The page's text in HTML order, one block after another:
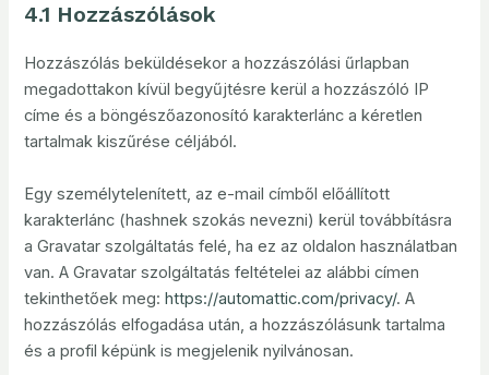
4.1 Hozzászólások
Hozzászólás beküldésekor a hozzászólási űrlapban
megadottakon kívül begyűjtésre kerül a hozzászóló IP
címe és a böngészőazonosító karakterlánc a kéretlen
tartalmak kiszűrése céljából.
Egy személytelenített, az e-mail címből előállított
karakterlánc (hashnek szokás nevezni) kerül továbbításra
a Gravatar szolgáltatás felé, ha ez az oldalon használatban
van. A Gravatar szolgáltatás feltételei az alábbi címen
tekinthetőek meg:https://automattic.com/privacy/. A
hozzászólás elfogadása után, a hozzászólásunk tartalma
és a profil képünk is megjelenik nyilvánosan.